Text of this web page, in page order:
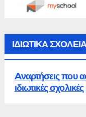
ΙΔΙΩΤΙΚΑ ΣΧΟΛΕΙΑ
Aναρτήσεις που
ιδιωτικές